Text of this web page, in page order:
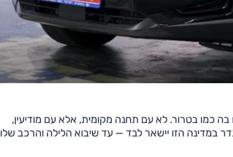
כמו בטרור. לא עם תחנה מקומית, אלא עם מודיעין,
במדינה הזו יישאר לבד — עד שיבוא הלילה והרכב שלו